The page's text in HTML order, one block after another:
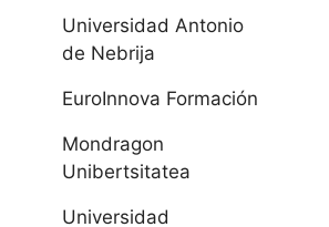
Universidad
Europea Miguel
IE Universidad
Universidad Antonio
de Nebrija
EuroInnova Formación
Mondragon
Unibertsitatea
Universidad